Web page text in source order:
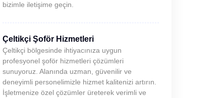
bizimle iletişime geçin.
Çeltikçi Şoför Hizmetleri
Çeltikçi bölgesinde ihtiyacınıza uygun
profesyonel şoför hizmetleri çözümleri
sunuyoruz. Alanında uzman, güvenilir ve
deneyimli personelimizle hizmet kalitenizi artırın.
İşletmenize özel çözümler üreterek verimli ve